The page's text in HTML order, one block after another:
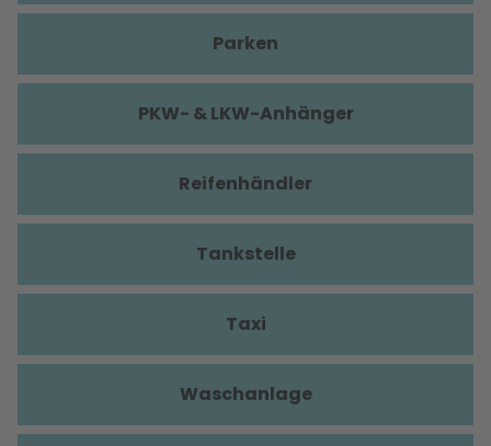
Parken
PKW- & LKW-Anhänger
Reifenhändler
Tankstelle
Taxi
Waschanlage